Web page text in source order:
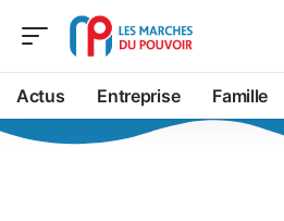
Actus Entreprise Famille